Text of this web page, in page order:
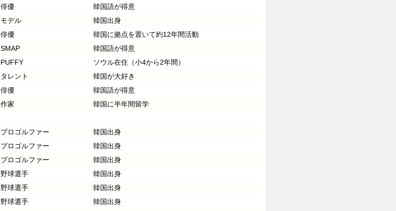
俳優
韓国語が得意
モデル
韓国出身
俳優
韓国に拠点を置いて約12年間活動
SMAP
韓国語が得意
PUFFY
ソウル在住（小4から2年間）
タレント
韓国が大好き
俳優
韓国語が得意
作家 韓国に半年間留学
プロゴルファー
韓国出身
プロゴルファー
韓国出身
プロゴルファー
韓国出身
野球選手
韓国出身
野球選手
韓国出身
野球選手 韓国出身